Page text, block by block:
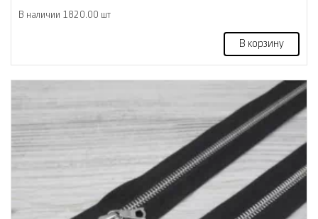
В наличии 1820.00 шт
В корзину